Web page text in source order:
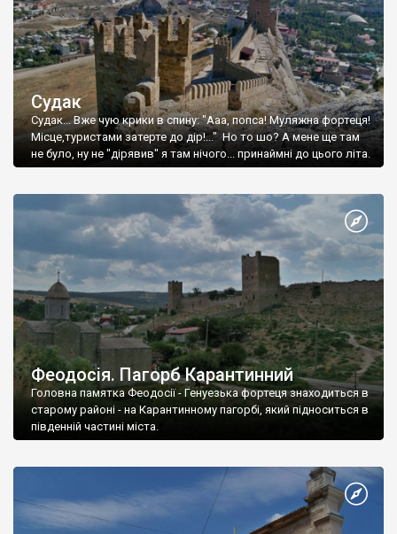
Судак
Судак... Вже чую крики в спину: "Ааа, попса! Муляжна фортеця!
Місце,туристами затерте до дір!..." Но то шо? А мене ще там
не було, ну не "дірявив" я там нічого... принаймні до цього літа.
Феодосія. Пагорб Карантинний
Головна памятка Феодосії - Генуезька фортеця знаходиться в
старому районі - на Карантинному пагорбі, який підноситься в
південній частині міста.